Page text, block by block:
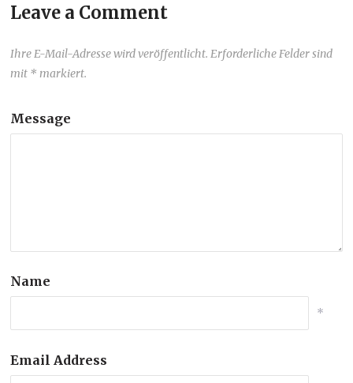
Leave a Comment
Ihre E-Mail-Adresse wird veröffentlicht. Erforderliche Felder sind
mit * markiert.
Message
Name
*
Email Address